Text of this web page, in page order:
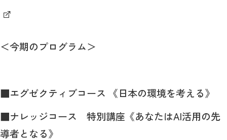
＜今期のプログラム＞
■エグゼクティブコース 《日本の環境を考える》
■ナレッジコース 特別講座《あなたはAI活用の先
導者となる》